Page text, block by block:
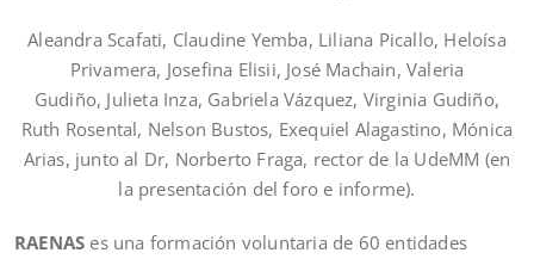
Aleandra Scafati, Claudine Yemba, Liliana Picallo, Heloísa
Privamera, Josefina Elisii, José Machain, Valeria
Gudiño, Julieta Inza, Gabriela Vázquez, Virginia Gudiño,
Ruth Rosental, Nelson Bustos, Exequiel Alagastino, Mónica
Arias, junto al Dr, Norberto Fraga, rector de la UdeMM (en
la presentación del foro e informe).
RAENAS es una formación voluntaria de 60 entidades